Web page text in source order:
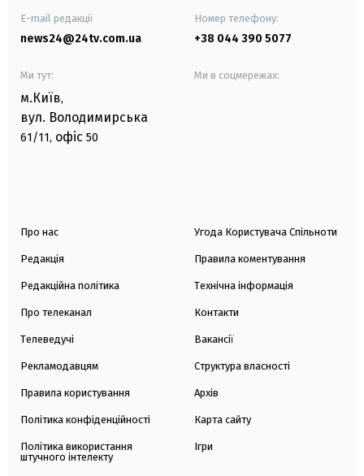
E-mail редакції
news24@24tv.com.ua
Номер телефону:
+38 044 390 5077
Ми тут:
м.Київ,
вул. Володимирська
61/11, офіс 50
Ми в соцмережах:
Про нас
Редакція
Редакційна політика
Про телеканал
Телеведучі
Рекламодавцям
Правила користування
Політика конфіденційності
Політика використання
штучного інтелекту
Угода Користувача Спільноти
Правила коментування
Технічна інформація
Контакти
Вакансії
Структура власності
Архів
Карта сайту
Ігри